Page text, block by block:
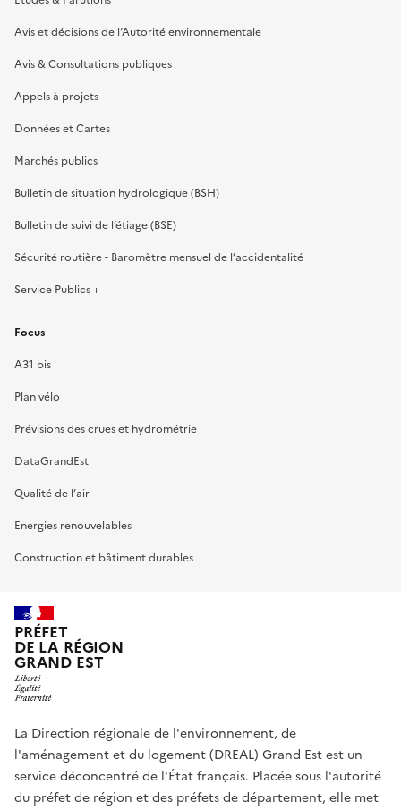
Avis et décisions de l’Autorité environnementale
Avis & Consultations publiques
Appels à projets
Données et Cartes
Marchés publics
Bulletin de situation hydrologique (BSH)
Bulletin de suivi de l’étiage (BSE)
Sécurité routière - Baromètre mensuel de l’accidentalité
Service Publics +
Focus
A31 bis
Plan vélo
Prévisions des crues et hydrométrie
DataGrandEst
Qualité de l’air
Energies renouvelables
Construction et bâtiment durables
PRÉFET
DE LA RÉGION
GRAND EST
La Direction régionale de l'environnement, de
l'aménagement et du logement (DREAL) Grand Est est un
service déconcentré de l'État français. Placée sous l'autorité
du préfet de région et des préfets de département, elle met